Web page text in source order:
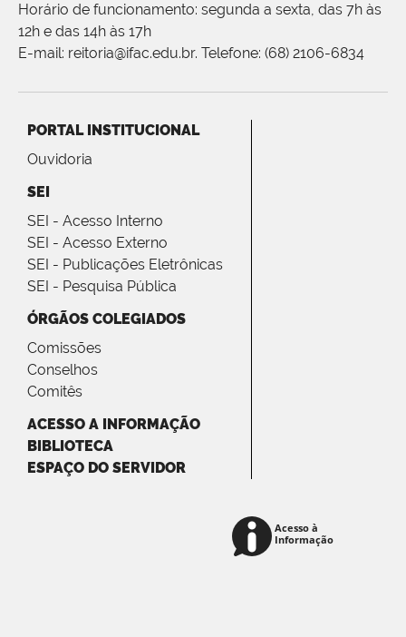
Horário de funcionamento: segunda a sexta, das 7h às
12h e das 14h às 17h
E-mail: reitoria@ifac.edu.br. Telefone: (68) 2106-6834
PORTAL INSTITUCIONAL
Ouvidoria
SEI
SEI - Acesso Interno
SEI - Acesso Externo
SEI - Publicações Eletrônicas
SEI - Pesquisa Pública
ÓRGÃOS COLEGIADOS
Comissões
Conselhos
Comitês
ACESSO A INFORMAÇÃO
BIBLIOTECA
ESPAÇO DO SERVIDOR